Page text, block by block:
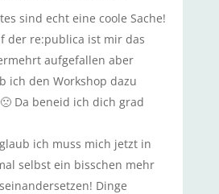
sind echt eine coole Sache!
der re:publica ist mir das
aufgefallen aber
ich den Workshop dazu
Da beneid ich dich grad
ich muss mich jetzt in
selbst ein bisschen mehr
Dinge